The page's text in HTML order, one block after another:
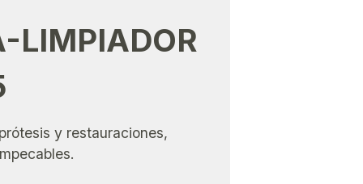
LIMPIADOR
y restauraciones,